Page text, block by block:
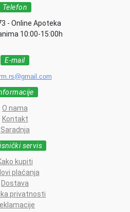
Telefon
- Online Apoteka
10:00-15:00h
E-mail
O nama
Kontakt
Saradnja
servis
kupiti
plaćanja
Dostava
privatnosti